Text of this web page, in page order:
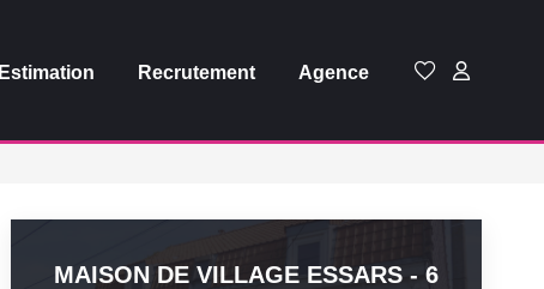
Estimation Recrutement Agence
MAISON DE VILLAGE ESSARS - 6